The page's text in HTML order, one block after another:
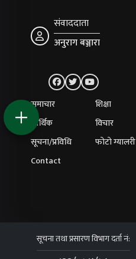
संवाददाता
अनुराग बञ्जारा
समाचार
शिक्षा
आर्थिक
विचार
सूचना/प्रविधि
फोटो ग्यालरी
Contact
सूचना तथा प्रसारण विभाग दर्ता नं: